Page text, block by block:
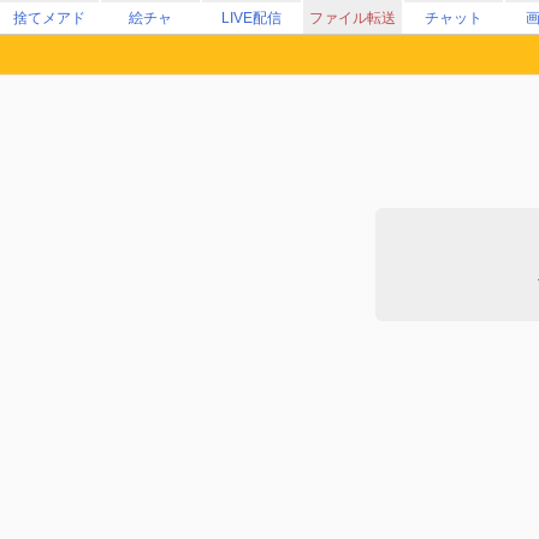
捨てメアド 絵チャ LIVE配信 ファイル転送 チャット